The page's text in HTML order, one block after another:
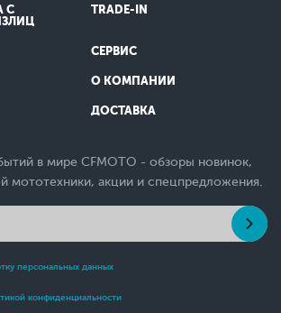
С
TRADE-IN
СЕРВИС
О КОМПАНИИ
ДОСТАВКА
в мире CFMOTO - обзоры новинок,
мототехники, акции и спецпредложения.
персональных данных
конфиденциальности